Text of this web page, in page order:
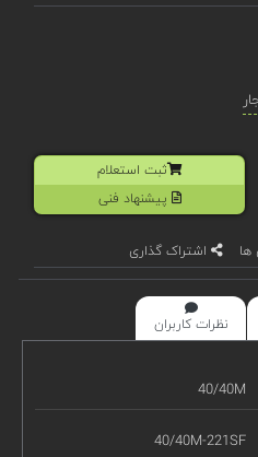
ثبت استعلام
پیشنهاد فنی
ها اشتراک گذاری
نظرات کاربران
40/40M
40/40M-221SF